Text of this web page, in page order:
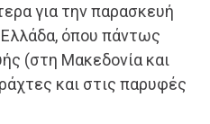
για την παρασκευή
όπου πάντως
(στη Μακεδονία και
και στις παρυφές